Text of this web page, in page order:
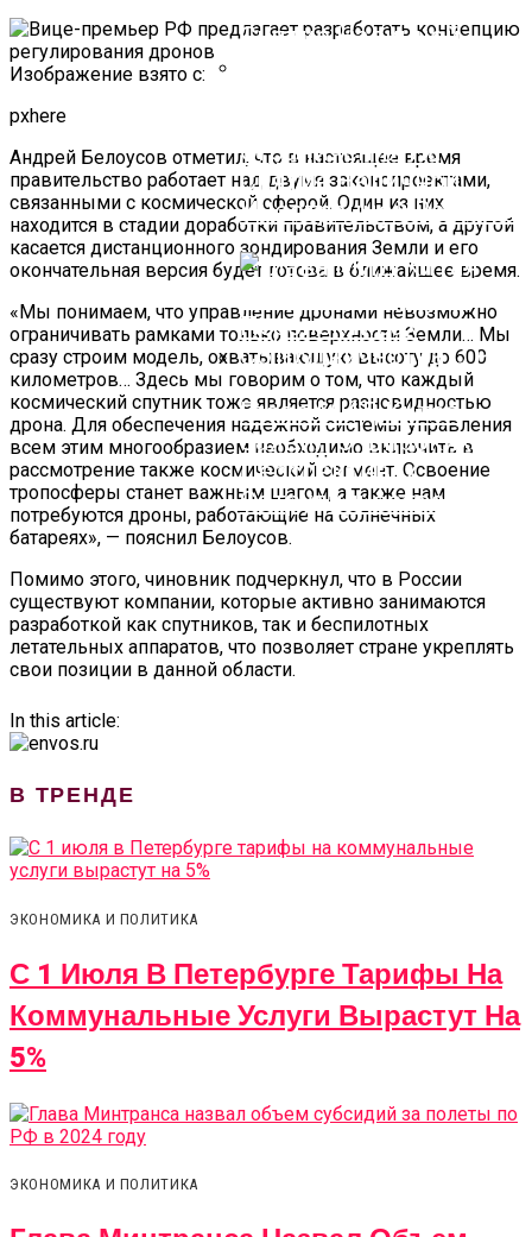
Ограничения На
Снятие Наличной
Иностранной Валюты
Глава МИД Китая
Заявил О Широких
Перспективах
Сотрудничества С РФ
Изображение взято с:
pxhere
Андрей Белоусов отметил, что в настоящее время
правительство работает над двумя законопроектами,
связанными с космической сферой. Один из них
находится в стадии доработки правительством, а другой
касается дистанционного зондирования Земли и его
окончательная версия будет готова в ближайшее время.
«Мы понимаем, что управление дронами невозможно
ограничивать рамками только поверхности Земли… Мы
сразу строим модель, охватывающую высоту до 600
километров… Здесь мы говорим о том, что каждый
космический спутник тоже является разновидностью
дрона. Для обеспечения надежной системы управления
всем этим многообразием необходимо включить в
рассмотрение также космический сегмент. Освоение
тропосферы станет важным шагом, а также нам
потребуются дроны, работающие на солнечных
батареях», — пояснил Белоусов.
Помимо этого, чиновник подчеркнул, что в России
существуют компании, которые активно занимаются
разработкой как спутников, так и беспилотных
летательных аппаратов, что позволяет стране укреплять
свои позиции в данной области.
In this article:
В ТРЕНДЕ
ЭКОНОМИКА И ПОЛИТИКА
С 1 Июля В Петербурге Тарифы На
Коммунальные Услуги Вырастут На
5%
ЭКОНОМИКА И ПОЛИТИКА